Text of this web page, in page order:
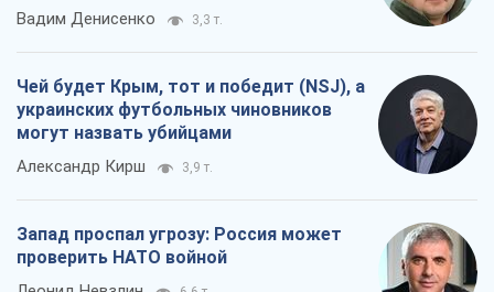
Вадим Денисенко 3,3 т.
Чей будет Крым, тот и победит (NSJ), а
украинских футбольных чиновников
могут назвать убийцами
Александр Кирш 3,9 т.
Запад проспал угрозу: Россия может
проверить НАТО войной